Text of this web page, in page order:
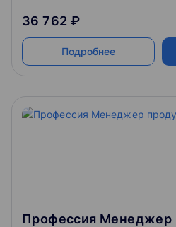
36 762 ₽
Подробнее
Профессия Менеджер